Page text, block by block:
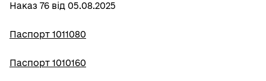
Наказ 76 від 05.08.2025
Паспорт 1011080
Паспорт 1010160